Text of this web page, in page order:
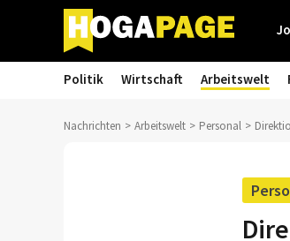
Politik Wirtschaft Arbeitswelt
Nachrichten Arbeitswelt Personal